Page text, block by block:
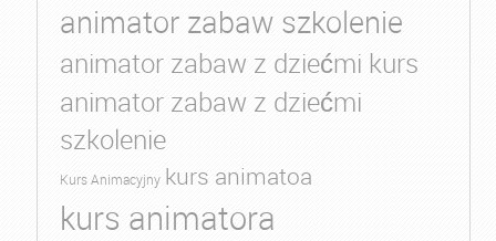
animator zabaw szkolenie
animator zabaw z dziećmi kurs
animator zabaw z dziećmi
szkolenie
Kurs Animacyjny kurs animatoa
kurs animatora